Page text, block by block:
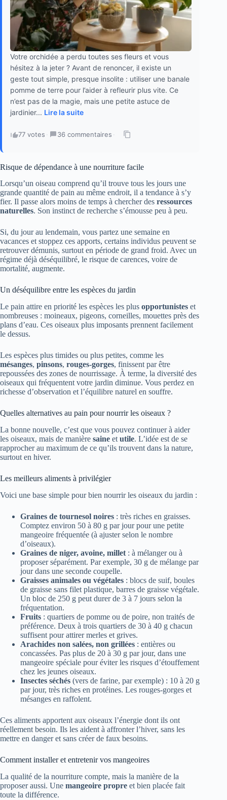
Votre orchidée a perdu toutes ses fleurs et vous
hésitez à la jeter ? Avant de renoncer, il existe un
geste tout simple, presque insolite : utiliser une banale
pomme de terre pour l’aider à refleurir plus vite. Ce
n’est pas de la magie, mais une petite astuce de
jardinier... Lire la suite
77 votes · 36 commentaires ·
Risque de dépendance à une nourriture facile
Lorsqu’un oiseau comprend qu’il trouve tous les jours une
grande quantité de pain au même endroit, il a tendance à s’y
fier. Il passe alors moins de temps à chercher des ressources
naturelles. Son instinct de recherche s’émousse peu à peu.
Si, du jour au lendemain, vous partez une semaine en
vacances et stoppez ces apports, certains individus peuvent se
retrouver démunis, surtout en période de grand froid. Avec un
régime déjà déséquilibré, le risque de carences, voire de
mortalité, augmente.
Un déséquilibre entre les espèces du jardin
Le pain attire en priorité les espèces les plus opportunistes et
nombreuses : moineaux, pigeons, corneilles, mouettes près des
plans d’eau. Ces oiseaux plus imposants prennent facilement
le dessus.
Les espèces plus timides ou plus petites, comme les
mésanges, pinsons, rouges-gorges, finissent par être
repoussées des zones de nourrissage. À terme, la diversité des
oiseaux qui fréquentent votre jardin diminue. Vous perdez en
richesse d’observation et l’équilibre naturel en souffre.
Quelles alternatives au pain pour nourrir les oiseaux ?
La bonne nouvelle, c’est que vous pouvez continuer à aider
les oiseaux, mais de manière saine et utile. L’idée est de se
rapprocher au maximum de ce qu’ils trouvent dans la nature,
surtout en hiver.
Les meilleurs aliments à privilégier
Voici une base simple pour bien nourrir les oiseaux du jardin :
Graines de tournesol noires : très riches en graisses.
Comptez environ 50 à 80 g par jour pour une petite
mangeoire fréquentée (à ajuster selon le nombre
d’oiseaux).
Graines de niger, avoine, millet : à mélanger ou à
proposer séparément. Par exemple, 30 g de mélange par
jour dans une seconde coupelle.
Graisses animales ou végétales : blocs de suif, boules
de graisse sans filet plastique, barres de graisse végétale.
Un bloc de 250 g peut durer de 3 à 7 jours selon la
fréquentation.
Fruits : quartiers de pomme ou de poire, non traités de
préférence. Deux à trois quartiers de 30 à 40 g chacun
suffisent pour attirer merles et grives.
Arachides non salées, non grillées : entières ou
concassées. Pas plus de 20 à 30 g par jour, dans une
mangeoire spéciale pour éviter les risques d’étouffement
chez les jeunes oiseaux.
Insectes séchés (vers de farine, par exemple) : 10 à 20 g
par jour, très riches en protéines. Les rouges-gorges et
mésanges en raffolent.
Ces aliments apportent aux oiseaux l’énergie dont ils ont
réellement besoin. Ils les aident à affronter l’hiver, sans les
mettre en danger et sans créer de faux besoins.
Comment installer et entretenir vos mangeoires
La qualité de la nourriture compte, mais la manière de la
proposer aussi. Une mangeoire propre et bien placée fait
toute la différence.